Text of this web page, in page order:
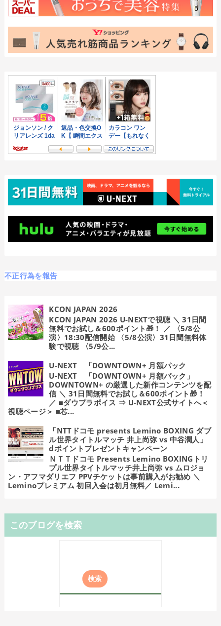
不正行為を報告
KCON JAPAN 2026
KCON JAPAN 2026 U-NEXTで視聴 ＼ 31日間
無料でお試し＆600ポイント🎁！ ／ 〈5/8公
演〉18:30配信開始 〈5/8公演〉31日間無料体
験で視聴 〈5/9公...
U-NEXT 「DOWNTOWN+ 月額パック
U-NEXT 「DOWNTOWN+ 月額パック」
DOWNTOWN+ の厳選した新作コンテンツを配
信 ＼ 31日間無料でお試し＆600ポイント🎁！
／ ■ダウプラボイス ⇒ U-NEXT公式サイトへ＜
視聴ページ＞ ■芯...
「NTTドコモ presents Lemino BOXING ダブ
ル世界タイトルマッチ 井上尚弥 vs 中谷潤人」
dポイントプレゼントキャンペーン
ＮＴＴドコモ Presents Lemino BOXINGトリ
プル世界タイトルマッチ井上尚弥 vs ムロジョ
ン・アフマダリエフ PPVチケットは事前購入がお勧め ＼
Leminoプレミアム 初回入会は初月無料／ Lemi...
このブログを検索